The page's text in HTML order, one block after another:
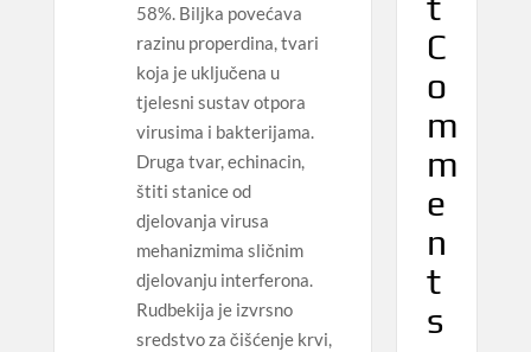
58%. Biljka povećava
razinu properdina, tvari
koja je uključena u
tjelesni sustav otpora
virusima i bakterijama.
Druga tvar, echinacin,
štiti stanice od
djelovanja virusa
mehanizmima sličnim
djelovanju interferona.
Rudbekija je izvrsno
sredstvo za čišćenje krvi,
C
o
m
m
e
n
t
s